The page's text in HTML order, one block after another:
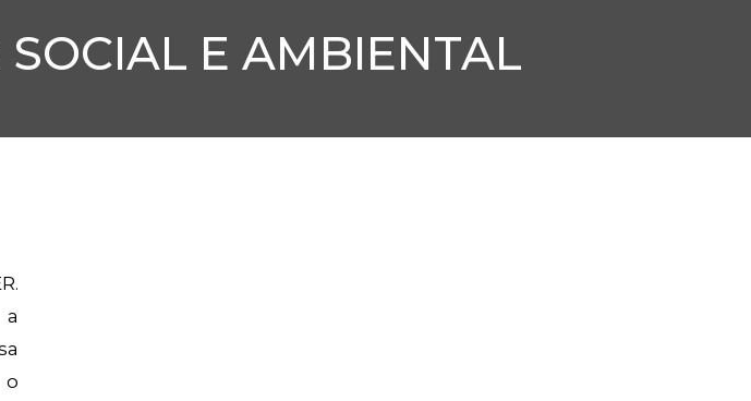
E AMBIENTAL
o